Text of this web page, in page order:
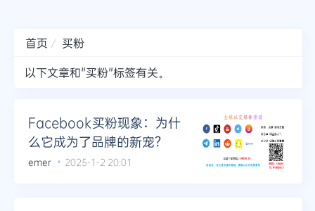
首页
买粉
以下文章和"买粉"标签有关。
Facebook买粉现象：为什
么它成为了品牌的新宠？
emer 2025-1-2 20:01